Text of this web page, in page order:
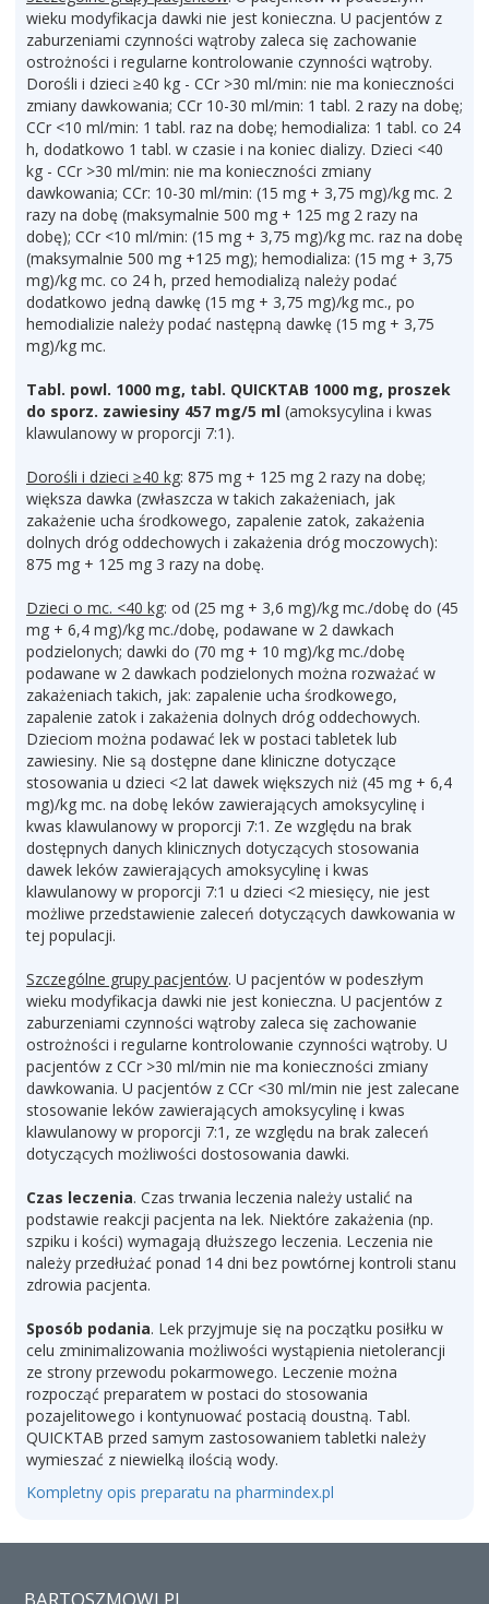
wieku modyfikacja dawki nie jest konieczna. U pacjentów z
zaburzeniami czynności wątroby zaleca się zachowanie
ostrożności i regularne kontrolowanie czynności wątroby.
Dorośli i dzieci ≥40 kg - CCr >30 ml/min: nie ma konieczności
zmiany dawkowania; CCr 10-30 ml/min: 1 tabl. 2 razy na dobę;
CCr <10 ml/min: 1 tabl. raz na dobę; hemodializa: 1 tabl. co 24
h, dodatkowo 1 tabl. w czasie i na koniec dializy. Dzieci <40
kg - CCr >30 ml/min: nie ma konieczności zmiany
dawkowania; CCr: 10-30 ml/min: (15 mg + 3,75 mg)/kg mc. 2
razy na dobę (maksymalnie 500 mg + 125 mg 2 razy na
dobę); CCr <10 ml/min: (15 mg + 3,75 mg)/kg mc. raz na dobę
(maksymalnie 500 mg +125 mg); hemodializa: (15 mg + 3,75
mg)/kg mc. co 24 h, przed hemodializą należy podać
dodatkowo jedną dawkę (15 mg + 3,75 mg)/kg mc., po
hemodializie należy podać następną dawkę (15 mg + 3,75
mg)/kg mc.
Tabl. powl. 1000 mg, tabl. QUICKTAB 1000 mg, proszek
do sporz. zawiesiny 457 mg/5 ml (amoksycylina i kwas
klawulanowy w proporcji 7:1).
Dorośli i dzieci ≥40 kg: 875 mg + 125 mg 2 razy na dobę;
większa dawka (zwłaszcza w takich zakażeniach, jak
zakażenie ucha środkowego, zapalenie zatok, zakażenia
dolnych dróg oddechowych i zakażenia dróg moczowych):
875 mg + 125 mg 3 razy na dobę.
Dzieci o mc. <40 kg: od (25 mg + 3,6 mg)/kg mc./dobę do (45
mg + 6,4 mg)/kg mc./dobę, podawane w 2 dawkach
podzielonych; dawki do (70 mg + 10 mg)/kg mc./dobę
podawane w 2 dawkach podzielonych można rozważać w
zakażeniach takich, jak: zapalenie ucha środkowego,
zapalenie zatok i zakażenia dolnych dróg oddechowych.
Dzieciom można podawać lek w postaci tabletek lub
zawiesiny. Nie są dostępne dane kliniczne dotyczące
stosowania u dzieci <2 lat dawek większych niż (45 mg + 6,4
mg)/kg mc. na dobę leków zawierających amoksycylinę i
kwas klawulanowy w proporcji 7:1. Ze względu na brak
dostępnych danych klinicznych dotyczących stosowania
dawek leków zawierających amoksycylinę i kwas
klawulanowy w proporcji 7:1 u dzieci <2 miesięcy, nie jest
możliwe przedstawienie zaleceń dotyczących dawkowania w
tej populacji.
Szczególne grupy pacjentów. U pacjentów w podeszłym
wieku modyfikacja dawki nie jest konieczna. U pacjentów z
zaburzeniami czynności wątroby zaleca się zachowanie
ostrożności i regularne kontrolowanie czynności wątroby. U
pacjentów z CCr >30 ml/min nie ma konieczności zmiany
dawkowania. U pacjentów z CCr <30 ml/min nie jest zalecane
stosowanie leków zawierających amoksycylinę i kwas
klawulanowy w proporcji 7:1, ze względu na brak zaleceń
dotyczących możliwości dostosowania dawki.
Czas leczenia. Czas trwania leczenia należy ustalić na
podstawie reakcji pacjenta na lek. Niektóre zakażenia (np.
szpiku i kości) wymagają dłuższego leczenia. Leczenia nie
należy przedłużać ponad 14 dni bez powtórnej kontroli stanu
zdrowia pacjenta.
Sposób podania. Lek przyjmuje się na początku posiłku w
celu zminimalizowania możliwości wystąpienia nietolerancji
ze strony przewodu pokarmowego. Leczenie można
rozpocząć preparatem w postaci do stosowania
pozajelitowego i kontynuować postacią doustną. Tabl.
QUICKTAB przed samym zastosowaniem tabletki należy
wymieszać z niewielką ilością wody.
Kompletny opis preparatu na pharmindex.pl